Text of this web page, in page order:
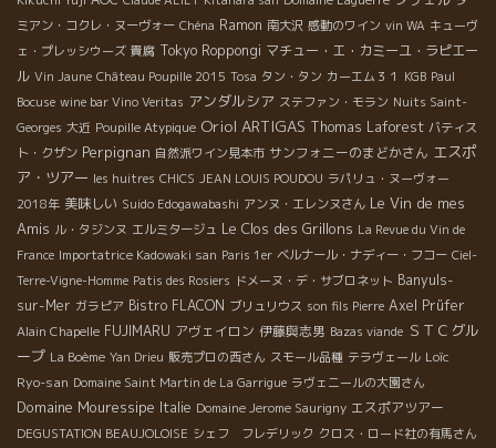
ミアン・コクレ・ヌーヴォー Chéna Ramon 南大沢 感動のワイン vin WA キューヴ
ェ・プレッシウーズ 貴腐 Tokyo Roppongi マチュー・エ・カミーユ・ラピエー
ル Vin Jaune Château Poupille 2015 Tosa タン・タン カーエム３１ KGB Paul
Bocuse wine bar Vino Veritas アンダルシア ステファン・モラン Nuits Saint-
Georges 大近 Poupille Atypique Oriol ARTIGAS Thomas Laforest バティス
ト・クザン Perpignan 自然派ワイン見本市 サンフォニーのまどかさん エスポ
ア・ツアー les huitres CHICS JEAN LOUIS POUDOU ラパリュ・ヌーヴォー
2018年 美味しい Suido Edogawabashi アンヌ・エレンヌさん Le Vin de mes
Amis ル・タジンヌ エルミタージュ Le Clos des Grillons La Revue du Vin de
France Importatrice Kadowaki san Paris 1er ベルナール・ナディー・フコー Ciel-
Terre-Vigne-Homme Patis des Rosiers ドメーヌ・デ・サブロネット Banyuls-
sur-Mer ガラピア Bistro FLACON ブリュリウス son fils Pierre Axel Prüfer
Alain Chapelle FUJIMARU アヴェイロン 伊藤與志男 Bazas viande ＳＴＣグル
ープ La Boème Yan Drieu 販売プロの西さん スモール品種 テラヴェール Loïc
Ryo-san Domaine Saint Martin de La Garrigue ラヴェニールの大園さん
Domaine Mouressipe Italie Domaine Jerome Saurigny エスポアツアー
DEGUSTATION BEAUJOLOISE シェフ フレデリック クロス・ロード社の有馬さん